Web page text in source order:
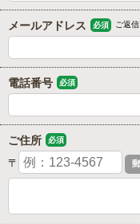
メールアドレス 必須 ご返
電話番号 必須
ご住所 必須
〒